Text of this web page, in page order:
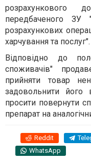
розрахункового
передбаченого ЗУ
розрахункових
харчування та послуг".
Відповідно до
споживачів"
прийняти товар
задовольнити
просити повернути
препарат на
Reddit
WhatsApp